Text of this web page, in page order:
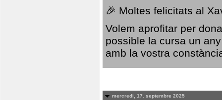
🎉 Moltes felicitats al
Volem aprofitar per
possible la cursa un
amb la vostra
mercredi, 17. septembre 2025